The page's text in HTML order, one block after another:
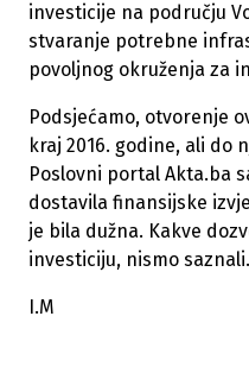
investicije na području
stvaranje potrebne
povoljnog okruženja za
Podsjećamo, otvorenje
kraj 2016. godine, ali do
Poslovni portal Akta.ba
dostavila finansijske
je bila dužna. Kakve
investiciju, nismo saznali.
I.M